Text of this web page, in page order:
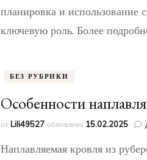
планировка и
ключевую роль. Более
БЕЗ РУБРИКИ
Особенности
от Lili49527 обновлено 15.02.2025
Наплавляемая кровля из